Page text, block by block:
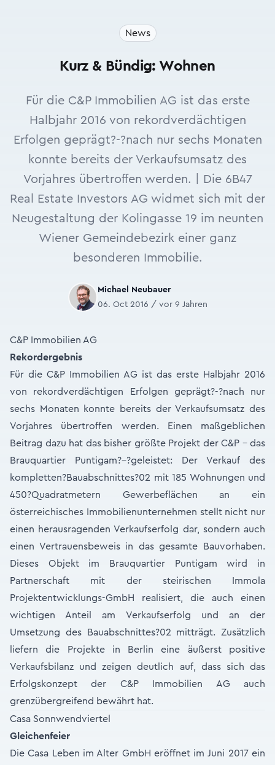
News
Kurz & Bündig: Wohnen
Für die C&P Immobilien AG ist das erste
Halbjahr 2016 von rekordverdächtigen
Erfolgen geprägt?-?nach nur sechs Monaten
konnte bereits der Verkaufsumsatz des
Vorjahres übertroffen werden. | Die 6B47
Real Estate Investors AG widmet sich mit der
Neugestaltung der Kolingasse 19 im neunten
Wiener Gemeindebezirk einer ganz
besonderen Immobilie.
Michael Neubauer
06. Oct 2016 / vor 9 Jahren
C&P Immobilien AG
Rekordergebnis
Für die C&P Immobilien AG ist das erste Halbjahr 2016
von rekordverdächtigen Erfolgen geprägt?-?nach nur
sechs Monaten konnte bereits der Verkaufsumsatz des
Vorjahres übertroffen werden. Einen maßgeblichen
Beitrag dazu hat das bisher größte Projekt der C&P – das
Brauquartier Puntigam?–?geleistet: Der Verkauf des
kompletten?Bauabschnittes?02 mit 185 Wohnungen und
450?Quadratmetern Gewerbeflächen an ein
österreichisches Immobilienunternehmen stellt nicht nur
einen herausragenden Verkaufserfolg dar, sondern auch
einen Vertrauensbeweis in das gesamte Bauvorhaben.
Dieses Objekt im Brauquartier Puntigam wird in
Partnerschaft mit der steirischen Immola
Projektentwicklungs-GmbH realisiert, die auch einen
wichtigen Anteil am Verkaufserfolg und an der
Umsetzung des Bauabschnittes?02 mitträgt. Zusätzlich
liefern die Projekte in Berlin eine äußerst positive
Verkaufsbilanz und zeigen deutlich auf, dass sich das
Erfolgskonzept der C&P Immobilien AG auch
grenzübergreifend bewährt hat.
Casa Sonnwendviertel
Gleichenfeier
Die Casa Leben im Alter GmbH eröffnet im Juni 2017 ein